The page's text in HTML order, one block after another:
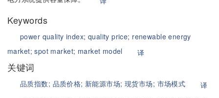
Keywords
power quality index; quality price; renewable energy
market;spot market; market model 译
关键词
品质指数; 品质价格; 新能源市场;现货市场; 市场模式
译